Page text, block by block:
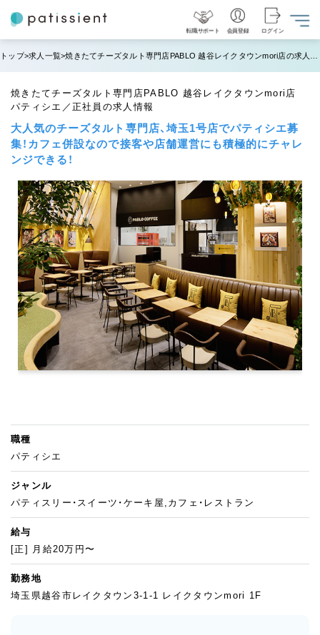
転職サポート 会員登録 ログイン
トップ 求人一覧
焼きたてチーズタルト専門店PABLO 越谷レイクタウンmori店
パティシエ／正社員の求人情報
大人気のチーズタルト専門店、埼玉1号店でパティシエ募
集！カフェ併設なので接客や店舗運営にも積極的にチャレ
ンジできる！
職種
パティシエ
ジャンル
パティスリー・スイーツ・ケーキ屋,カフェ・レストラン
給与
[正] 月給20万円〜
勤務地
埼玉県越谷市レイクタウン3-1-1 レイクタウンmori 1F